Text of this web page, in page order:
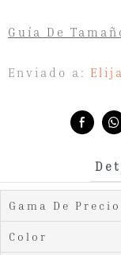
Enviado a:
Guía De
Gama De
Color